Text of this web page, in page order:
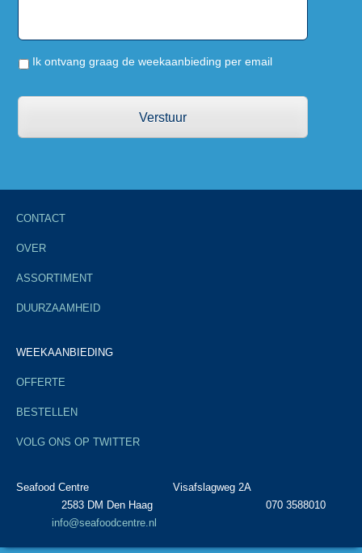
Ik ontvang graag de weekaanbieding per email
CONTACT
OVER
ASSORTIMENT
DUURZAAMHEID
WEEKAANBIEDING
OFFERTE
BESTELLEN
VOLG ONS OP TWITTER
Seafood Centre Visafslagweg 2A
2583 DM Den Haag 070 3588010
info@seafoodcentre.nl